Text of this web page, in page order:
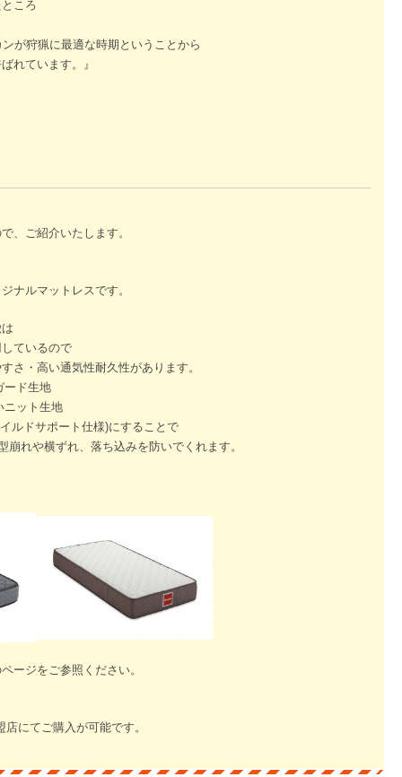
ころ
が狩猟に最適な時期ということから
れています。』
、ご紹介いたします。
ナルマットレスです。
ているので
さ・高い通気性耐久性があります。
ード生地
ニット生地
ルドサポート仕様)にすることで
崩れや横ずれ、落ち込みを防いでくれます。
ージをご参照ください。
にてご購入が可能です。